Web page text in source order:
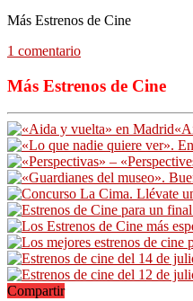
Más Estrenos de Cine
1 comentario
Más Estrenos de Cine
Compartir